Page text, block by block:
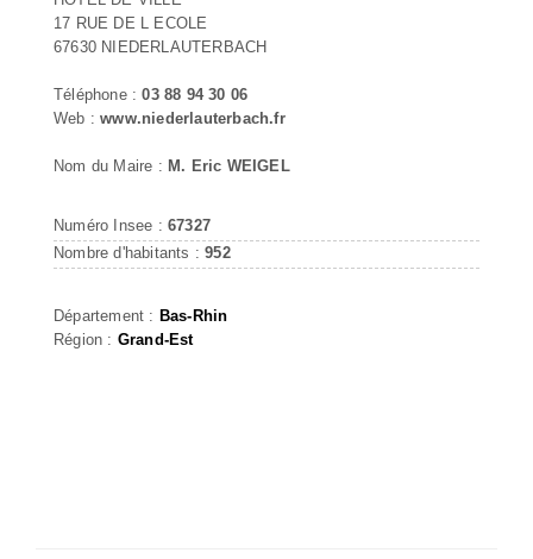
17 RUE DE L ECOLE
67630 NIEDERLAUTERBACH
Téléphone :03 88 94 30 06
Web :www.niederlauterbach.fr
Nom du Maire : M. Eric WEIGEL
Numéro Insee : 67327
Nombre d'habitants :952
Département : Bas-Rhin
Région : Grand-Est